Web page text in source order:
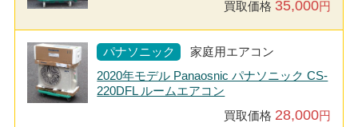
買取価格 35,000円
パナソニック
家庭用エアコン
2020年モデル Panaosnic パナソニック CS-
220DFL ルームエアコン
買取価格 28,000円